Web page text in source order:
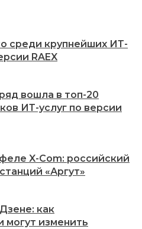
среди крупнейших ИТ-
RAEX
вошла в топ-20
ИТ-услуг по версии
X-Com: российский
«Аргут»
как
могут изменить